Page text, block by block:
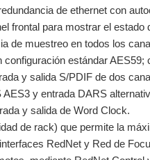
de ethernet con
frontal para mostrar el
de muestreo en todos los
estándar
y salida S/PDIF de dos
AES3 y entrada DARS
y salida de Word Clock.
de rack) que permite la
RedNet y Red de